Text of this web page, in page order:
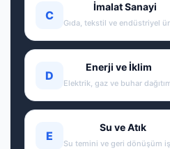
C
İmalat Sanayi
Gıda, tekstil ve endüstriyel
D
Enerji ve İklim
Elektrik, gaz ve buhar
E
Su ve Atık
Su temini ve geri dönüşüm